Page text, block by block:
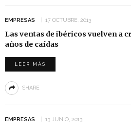
EMPRESAS 17 OCTUBRE, 2013
Las ventas de ibéricos vuelven a
años de caídas
LEER MÁS
SHARE
EMPRESAS 13 JUNIO, 2013